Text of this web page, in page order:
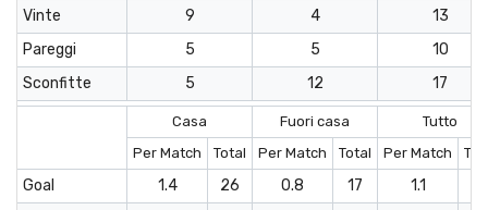
Vinte
9 4
13
Pareggi
5 5
10
Sconfitte
5 12 17
Casa Fuori casa
Tutto
Per Match
Total Per Match Total Per Match
Goal 1.4 26 0.8 17 1.1